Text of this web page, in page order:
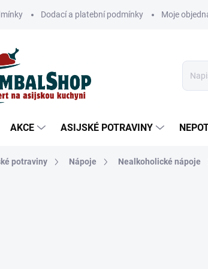
Dodací a platební podmínky Moje
AKCE ASIJSKÉ POTRAVINY
potraviny Nápoje Nealkoholické nápoje